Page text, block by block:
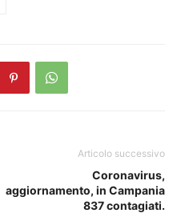
Articolo successivo
Coronavirus,
aggiornamento, in Campania
837 contagiati.